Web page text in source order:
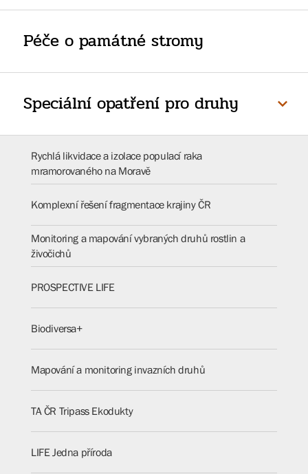
Péče o památné stromy
Speciální opatření pro druhy
Rychlá likvidace a izolace populací raka
mramorovaného na Moravě
Komplexní řešení fragmentace krajiny ČR
Monitoring a mapování vybraných druhů rostlin a
živočichů
PROSPECTIVE LIFE
Biodiversa+
Mapování a monitoring invazních druhů
TA ČR Tripass Ekodukty
LIFE Jedna příroda